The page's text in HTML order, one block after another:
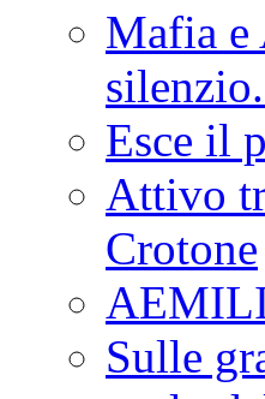
Mafia
Esce il
Attivo
Crotone
Sulle